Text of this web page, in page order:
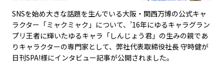
SNSを始め大きな話題を生んでいる大阪・関西万博の公式キャ
ラクター「ミャクミャク」について、’16年にゆるキャラグラン
プリ王者に輝いたゆるキャラ「しんじょう君」の生みの親であ
りキャラクターの専門家として、弊社代表取締役社長 守時健が
日刊SPA!様にインタビュー記事が公開されました。